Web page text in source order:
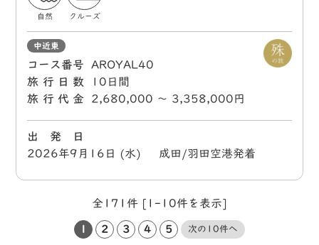
自然 クルーズ
中近東
コース番号
AROYAL40
旅行日数
10日間
旅行代金
2,680,000 〜 3,358,000円
出 発 日
2026年9月16日 (水) 成田/羽田空港発着
全171件 [1-10件を表示]
2 3 4 5 次の10件へ